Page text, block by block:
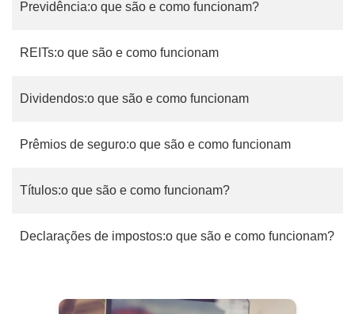
Previdência:o que são e como funcionam?
REITs:o que são e como funcionam
Dividendos:o que são e como funcionam
Prêmios de seguro:o que são e como funcionam
Títulos:o que são e como funcionam?
Declarações de impostos:o que são e como funcionam?